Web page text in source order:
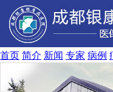
首页 简介 新闻 专家 病例